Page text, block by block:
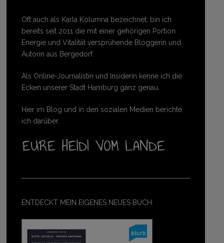
Oft auch als Karla Kolumna bezeichnet, bin ich
bereits seit 2011 die mit einer gehörigen Portion
Energie und Vitalität versprühende Bloggerin und
Autorin aus Bergedorf.
Als Online-Journalistin und Insiderin kenne ich die
Ecken unserer Stadt Hamburg ganz genau.
Hier im Blog und in den sozialen Medien berichte
ich darüber.
ENTDECKT MEIN EIGENES NEUES BUCH: